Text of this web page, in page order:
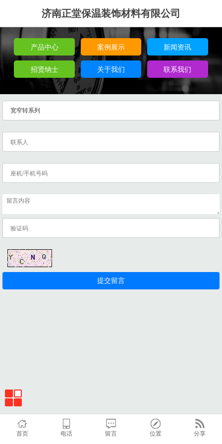
济南正堂保温装饰材料有限公司
产品中心 案例展示 新闻资讯
招贤纳士 关于我们 联系我们
首页 电话 留言 位置 分享